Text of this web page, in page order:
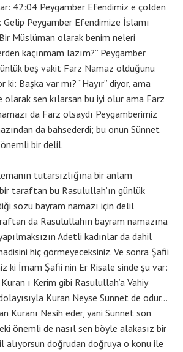
42:04 Peygamber Efendimiz e çölden
Peygamber Efendimize İslamı
Müslüman olarak benim neleri
kaçınmam lazım?” Peygamber
beş vakit Farz Namaz olduğunu
ki: Başka var mı? “Hayır” diyor, ama
sen kılarsan bu iyi olur ama Farz
da Farz olsaydı Peygamberimiz
da bahsederdi; bu onun Sünnet
bir delil.
tutarsızlığına bir anlam
taraftan bu Rasulullah’ın günlük
sözü bayram namazı için delil
da Rasulullahın bayram namazına
Adetli kadınlar da dahil
hiç görmeyeceksiniz. Ve sonra Şafii
ki İmam Şafii nin Er Risale sinde şu var:
ı Kerim gibi Rasulullah’a Vahiy
Kuran Neyse Sunnet de odur…
Kuranı Nesih eder, yani Sünnet son
önemli de nasıl sen böyle alakasız bir
alıyorsun doğrudan doğruya o konu ile